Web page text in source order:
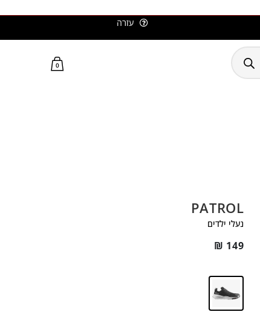
עזרה
0
PATROL
נעלי ילדים
₪ 149